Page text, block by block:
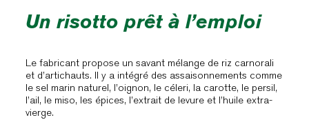
Un risotto prêt à l’emploi
Le fabricant propose un savant mélange de riz carnorali
et d’artichauts. Il y a intégré des assaisonnements comme
le sel marin naturel, l’oignon, le céleri, la carotte, le persil,
l’ail, le miso, les épices, l’extrait de levure et l’huile extra-
vierge.